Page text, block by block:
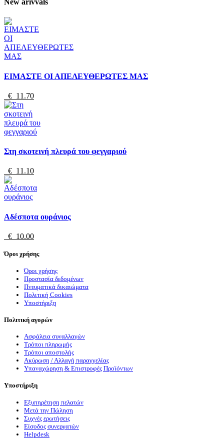
New arivvals
ΕΙΜΑΣΤΕ ΟΙ ΑΠΕΛΕΥΘΕΡΩΤΕΣ ΜΑΣ
€ 11.70
Στη σκοτεινή πλευρά του φεγγαριού
€ 11.10
Αδέσποτα ουράνιος
€ 10.00
Όροι χρήσης
Όροι χρήσης
Προστασία δεδομένων
Πνευματικά δικαιώματα
Πολιτική Cookies
Υποστήριξη
Πολιτική αγορών
Ασφάλεια συναλλαγών
Τρόποι πληρωμής
Τρόποι αποστολής
Ακύρωση / Αλλαγή παραγγελίας
Υπαναχώρηση & Επιστροφές Προϊόντων
Υποστήριξη
Εξυπηρέτηση πελατών
Μετά την Πώληση
Συχνές ερωτήσεις
Είσοδος συνεργατών
Helpdesk